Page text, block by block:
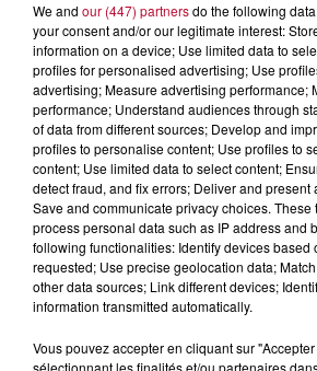
NÎMES : ON FAIT LE POINT
NOUVEAUX TARIFS DES
We and our (447) partnersdo the following
your consent and/or our legitimate interest:
information on a device; Use limited data to
profiles for personalised advertising; Use
advertising; Measure advertising performance;
performance; Understand audiences through
of data from different sources; Develop and
profiles to personalise content; Use profiles to
content; Use limited data to select content;
detect fraud, and fix errors; Deliver and
Save and communicate privacy choices.
process personal data such as IP address and
following functionalities: Identify devices based
requested; Use precise geolocation data;
other data sources; Link different devices;
information transmitted automatically.
Vous pouvez accepter en cliquant sur
sélectionnant les finalités et/ou partenaires